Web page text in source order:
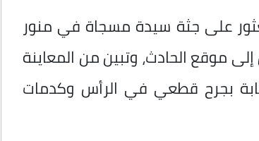
على جثة سيدة مسجاة في منور
موقع الحادث، وتبين من المعاينة
بجرح قطعي في الرأس وكدمات